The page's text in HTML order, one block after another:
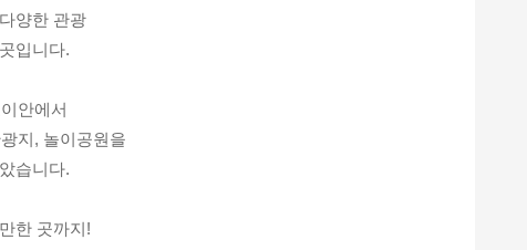
양한 관광
입니다.
안에서
지, 놀이공원을
습니다.
한 곳까지!